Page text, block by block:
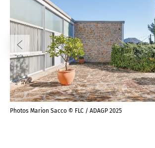
Photos Marion Sacco © FLC / ADAGP 2025